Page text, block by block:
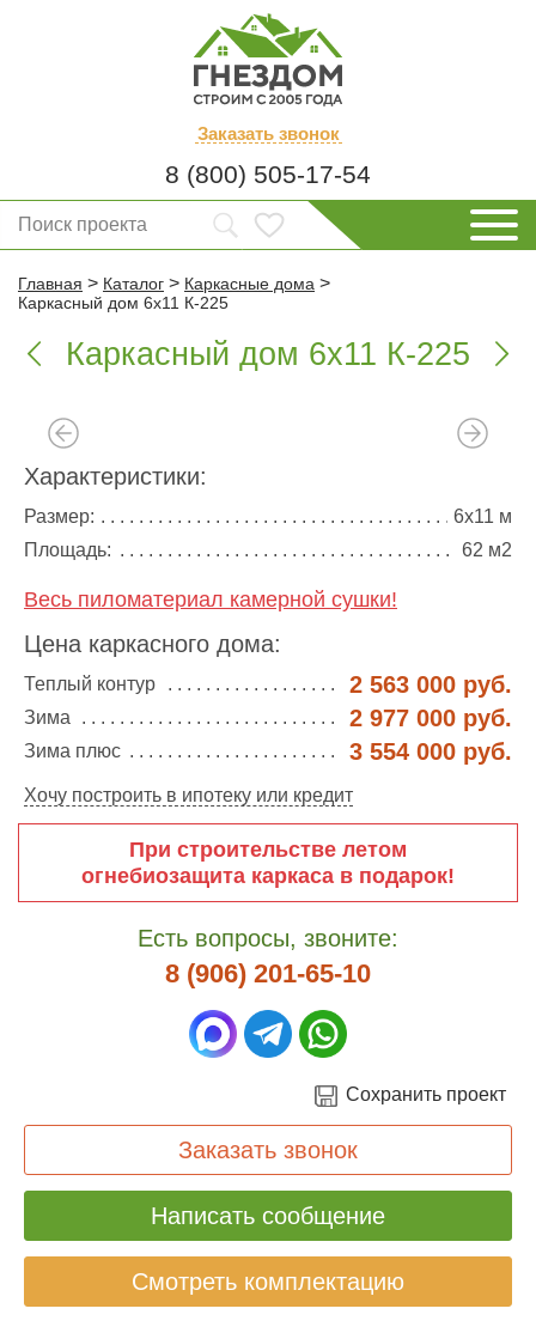
Заказать звонок
8 (800) 505-17-54
Главная > Каталог > Каркасные дома >
Каркасный дом 6х11 К-225
 Каркасный дом 6х11 К-225 
Характеристики:
Размер:
6х11 м
Площадь:
62 м2
Весь пиломатериал камерной сушки!
Цена каркасного дома:
Теплый контур 2 563 000 руб.
Зима 2 977 000 руб.
Зима плюс 3 554 000 руб.
Хочу построить в ипотеку или кредит
При строительстве летом
огнебиозащита каркаса в подарок!
Есть вопросы, звоните:
8 (906) 201-65-10
Сохранить проект
Заказать звонок
Написать сообщение
Смотреть комплектацию